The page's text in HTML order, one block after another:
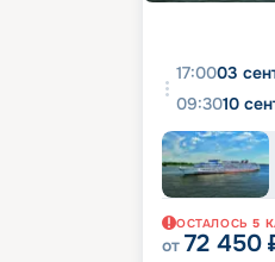
17:0003
09:3010
ОСТАЛОСЬ 5
от 72 450